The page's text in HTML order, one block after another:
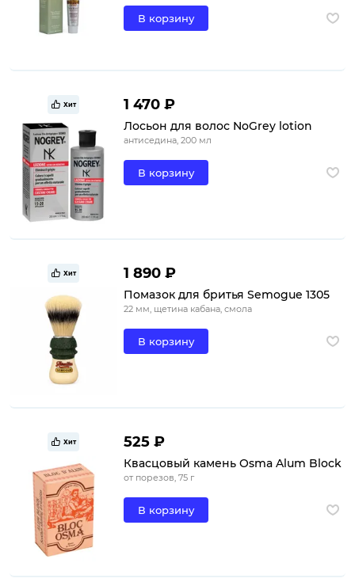
В корзину
Хит 1 470 ₽
Лосьон для волос NoGrey lotion
антиседина, 200 мл
В корзину
Хит 1 890 ₽
Помазок для бритья Semogue 1305
22 мм, щетина кабана, смола
В корзину
Хит 525 ₽
Квасцовый камень Osma Alum Block
от порезов, 75 г
В корзину